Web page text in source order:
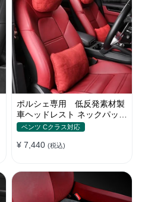
ポルシェ専用 低反発素材製
車ヘッドレスト ネックパッド
洗濯可 調節可能 車用腰枕 ネ
り付け簡単
ベンツ Cクラス対応
¥ 7,440 (税込)